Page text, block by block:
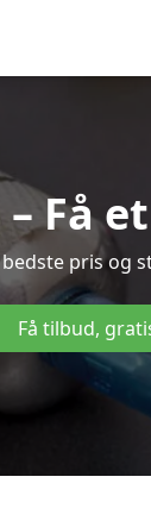
– Få
pris
Få tilbud,